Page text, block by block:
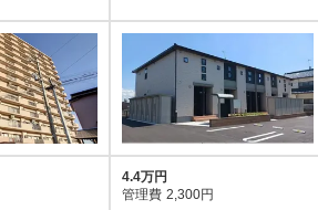
4.4万円
管理費 2,300円